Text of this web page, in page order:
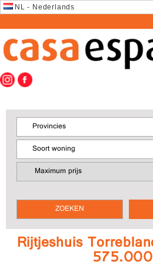
NL - Nederlands
Provincies
Soort woning
Rijtjeshuis